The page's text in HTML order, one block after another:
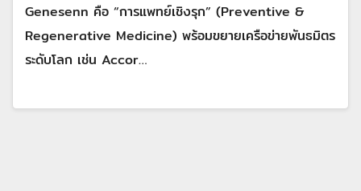
Genesenn คือ “การแพทย์เชิงรุก” (Preventive &
Regenerative Medicine) พร้อมขยายเครือข่ายพันธมิตร
ระดับโลก เช่น Accor…